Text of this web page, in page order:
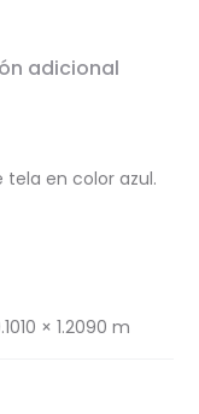
adicional
en color azul.
× 1.2090 m